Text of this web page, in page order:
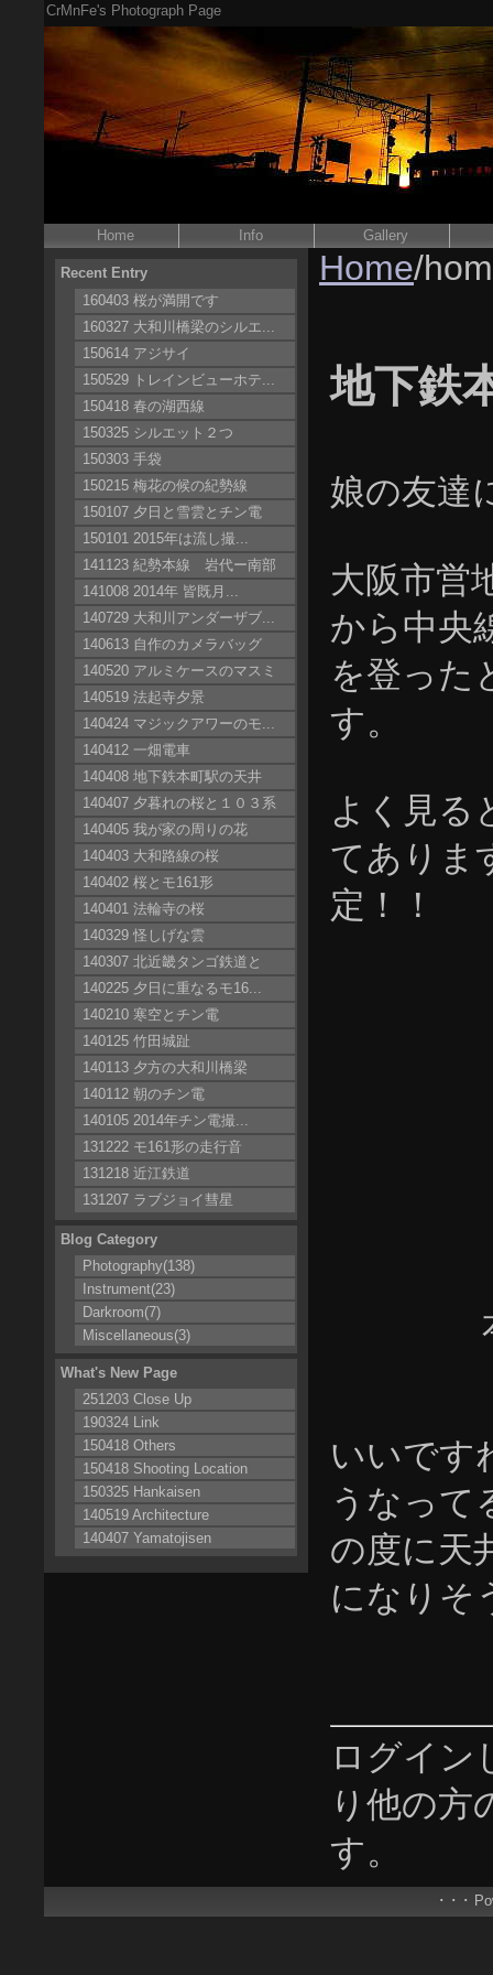
CrMnFe's Photograph Page
Home Info Gallery
Recent Entry
160403 桜が満開です
160327 大和川橋梁のシルエ...
150614 アジサイ
150529 トレインビューホテ...
150418 春の湖西線
150325 シルエット２つ
150303 手袋
150215 梅花の候の紀勢線
150107 夕日と雪雲とチン電
150101 2015年は流し撮...
141123 紀勢本線 岩代ー南部
141008 2014年 皆既月...
140729 大和川アンダーザブ...
140613 自作のカメラバッグ
140520 アルミケースのマスミ
140519 法起寺夕景
140424 マジックアワーのモ...
140412 一畑電車
140408 地下鉄本町駅の天井
140407 夕暮れの桜と１０３系
140405 我が家の周りの花
140403 大和路線の桜
140402 桜とモ161形
140401 法輪寺の桜
140329 怪しげな雲
140307 北近畿タンゴ鉄道と
140225 夕日に重なるモ16...
140210 寒空とチン電
140125 竹田城趾
140113 夕方の大和川橋梁
140112 朝のチン電
140105 2014年チン電撮...
131222 モ161形の走行音
131218 近江鉄道
131207 ラブジョイ彗星
Blog Category
Photography(138)
Instrument(23)
Darkroom(7)
Miscellaneous(3)
What's New Page
251203 Close Up
190324 Link
150418 Others
150418 Shooting Location
150325 Hankaisen
140519 Architecture
140407 Yamatojisen
Home/
地下鉄
娘の友達
大阪市営
から中央
を登った
す。
よく見る
てありま
定！！
いいです
うなって
の度に天
になりそ
ログイン
り他の方
す。
･ ･ ･